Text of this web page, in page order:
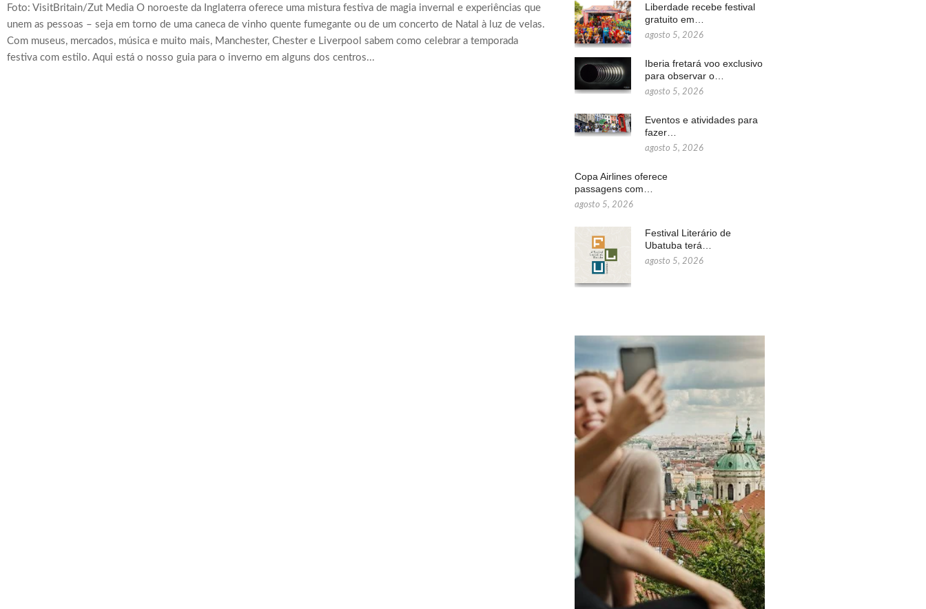
Foto: VisitBritain/Zut Media O noroeste da Inglaterra oferece uma mistura festiva de magia invernal e experiências que
unem as pessoas – seja em torno de uma caneca de vinho quente fumegante ou de um concerto de Natal à luz de velas.
Com museus, mercados, música e muito mais, Manchester, Chester e Liverpool sabem como celebrar a temporada
festiva com estilo. Aqui está o nosso guia para o inverno em alguns dos centros...
Liberdade recebe festival
gratuito em…
agosto 5, 2026
Iberia fretará voo exclusivo
para observar o…
agosto 5, 2026
Eventos e atividades para
fazer…
agosto 5, 2026
Copa Airlines oferece
passagens com…
agosto 5, 2026
Festival Literário de
Ubatuba terá…
agosto 5, 2026